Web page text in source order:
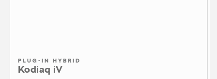
PLUG-IN HYBRID
Kodiaq iV